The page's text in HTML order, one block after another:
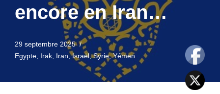
encore en Iran…
29 septembre 2025
Egypte, Irak, Iran,Israël,Syrie,Yémen